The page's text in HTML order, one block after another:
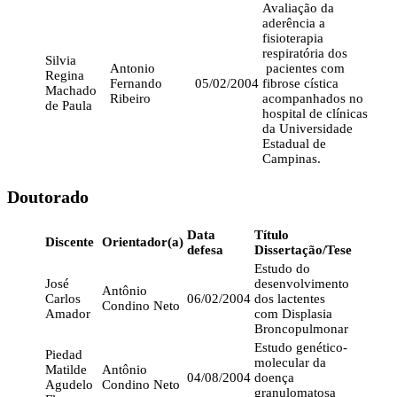
Silvia
Regina
Machado
de Paula
Antonio
Fernando
Ribeiro
05/02/2004
Avaliação da
aderência a
fisioterapia
respiratória dos
pacientes com
fibrose cística
acompanhados no
hospital de clínicas
da Universidade
Estadual de
Campinas.
Doutorado
Discente Orientador(a) Data
defesa
Título
Dissertação/Tese
José
Carlos
Amador
Antônio
Condino Neto 06/02/2004
Estudo do
desenvolvimento
dos lactentes
com Displasia
Broncopulmonar
Piedad
Matilde
Agudelo
Antônio
Condino Neto 04/08/2004
Estudo genético-
molecular da
doença
granulomatosa